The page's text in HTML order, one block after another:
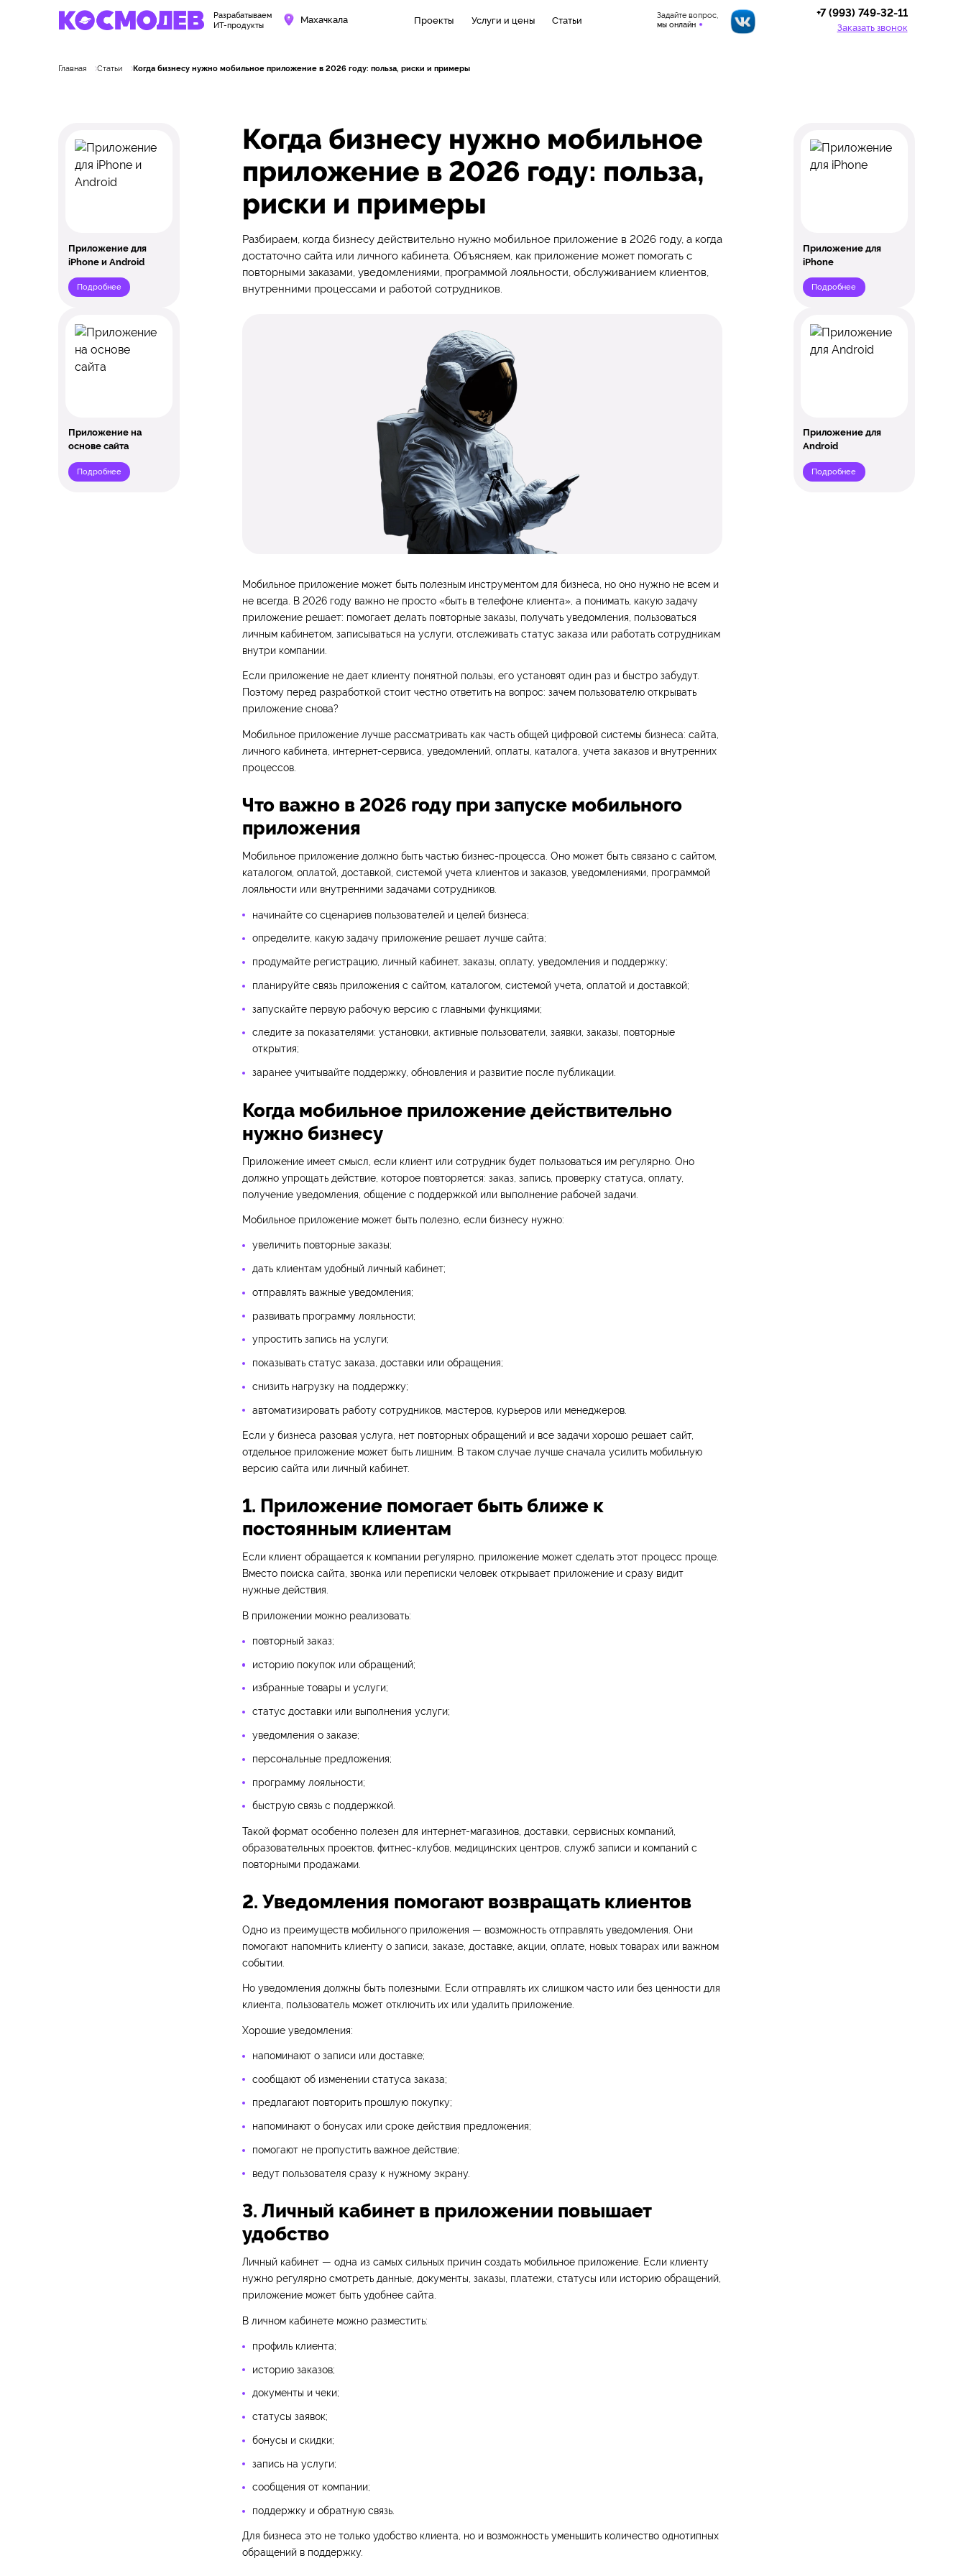
Разрабатываем
ИТ-продукты
Махачкала Проекты Услуги и цены Статьи
+7 (993) 749-32-11
Заказать звонок
Задайте вопрос,
мы онлайн
Главная Статьи Когда бизнесу нужно мобильное приложение в 2026 году: польза, риски и примеры
Приложение для
iPhone и Android
Подробнее
Приложение на
основе сайта
Подробнее
Когда бизнесу нужно мобильное
приложение в 2026 году: польза,
риски и примеры
Разбираем, когда бизнесу действительно нужно мобильное приложение в 2026 году, а когда
достаточно сайта или личного кабинета. Объясняем, как приложение может помогать с
повторными заказами, уведомлениями, программой лояльности, обслуживанием клиентов,
внутренними процессами и работой сотрудников.
Мобильное приложение может быть полезным инструментом для бизнеса, но оно нужно не всем и
не всегда. В 2026 году важно не просто «быть в телефоне клиента», а понимать, какую задачу
приложение решает: помогает делать повторные заказы, получать уведомления, пользоваться
личным кабинетом, записываться на услуги, отслеживать статус заказа или работать сотрудникам
внутри компании.
Если приложение не дает клиенту понятной пользы, его установят один раз и быстро забудут.
Поэтому перед разработкой стоит честно ответить на вопрос: зачем пользователю открывать
приложение снова?
Мобильное приложение лучше рассматривать как часть общей цифровой системы бизнеса: сайта,
личного кабинета, интернет-сервиса, уведомлений, оплаты, каталога, учета заказов и внутренних
процессов.
Что важно в 2026 году при запуске мобильного
приложения
Мобильное приложение должно быть частью бизнес-процесса. Оно может быть связано с сайтом,
каталогом, оплатой, доставкой, системой учета клиентов и заказов, уведомлениями, программой
лояльности или внутренними задачами сотрудников.
начинайте со сценариев пользователей и целей бизнеса;
определите, какую задачу приложение решает лучше сайта;
продумайте регистрацию, личный кабинет, заказы, оплату, уведомления и поддержку;
планируйте связь приложения с сайтом, каталогом, системой учета, оплатой и доставкой;
запускайте первую рабочую версию с главными функциями;
следите за показателями: установки, активные пользователи, заявки, заказы, повторные
открытия;
заранее учитывайте поддержку, обновления и развитие после публикации.
Когда мобильное приложение действительно
нужно бизнесу
Приложение имеет смысл, если клиент или сотрудник будет пользоваться им регулярно. Оно
должно упрощать действие, которое повторяется: заказ, запись, проверку статуса, оплату,
получение уведомления, общение с поддержкой или выполнение рабочей задачи.
Мобильное приложение может быть полезно, если бизнесу нужно:
увеличить повторные заказы;
дать клиентам удобный личный кабинет;
отправлять важные уведомления;
развивать программу лояльности;
упростить запись на услуги;
показывать статус заказа, доставки или обращения;
снизить нагрузку на поддержку;
автоматизировать работу сотрудников, мастеров, курьеров или менеджеров.
Если у бизнеса разовая услуга, нет повторных обращений и все задачи хорошо решает сайт,
отдельное приложение может быть лишним. В таком случае лучше сначала усилить мобильную
версию сайта или личный кабинет.
1. Приложение помогает быть ближе к
постоянным клиентам
Если клиент обращается к компании регулярно, приложение может сделать этот процесс проще.
Вместо поиска сайта, звонка или переписки человек открывает приложение и сразу видит
нужные действия.
В приложении можно реализовать:
повторный заказ;
историю покупок или обращений;
избранные товары и услуги;
статус доставки или выполнения услуги;
уведомления о заказе;
персональные предложения;
программу лояльности;
быструю связь с поддержкой.
Такой формат особенно полезен для интернет-магазинов, доставки, сервисных компаний,
образовательных проектов, фитнес-клубов, медицинских центров, служб записи и компаний с
повторными продажами.
2. Уведомления помогают возвращать клиентов
Одно из преимуществ мобильного приложения — возможность отправлять уведомления. Они
помогают напомнить клиенту о записи, заказе, доставке, акции, оплате, новых товарах или важном
событии.
Но уведомления должны быть полезными. Если отправлять их слишком часто или без ценности для
клиента, пользователь может отключить их или удалить приложение.
Хорошие уведомления:
напоминают о записи или доставке;
сообщают об изменении статуса заказа;
предлагают повторить прошлую покупку;
напоминают о бонусах или сроке действия предложения;
помогают не пропустить важное действие;
ведут пользователя сразу к нужному экрану.
3. Личный кабинет в приложении повышает
удобство
Личный кабинет — одна из самых сильных причин создать мобильное приложение. Если клиенту
нужно регулярно смотреть данные, документы, заказы, платежи, статусы или историю обращений,
приложение может быть удобнее сайта.
В личном кабинете можно разместить:
профиль клиента;
историю заказов;
документы и чеки;
статусы заявок;
бонусы и скидки;
запись на услуги;
сообщения от компании;
поддержку и обратную связь.
Для бизнеса это не только удобство клиента, но и возможность уменьшить количество однотипных
обращений в поддержку.
Приложение для
iPhone
Подробнее
Приложение для
Android
Подробнее